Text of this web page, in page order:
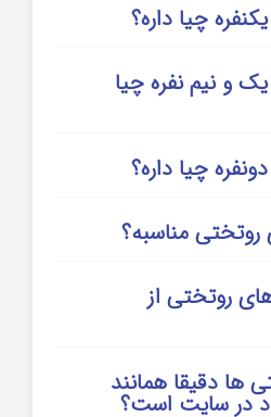
چیا داره؟
و نیم نفره چیا
چیا داره؟
مناسبه؟
روتختی از
ها دقیقا همانند
در سایت است؟